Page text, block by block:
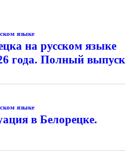
языке
на русском языке
года. Полный выпуск
языке
в Белорецке.